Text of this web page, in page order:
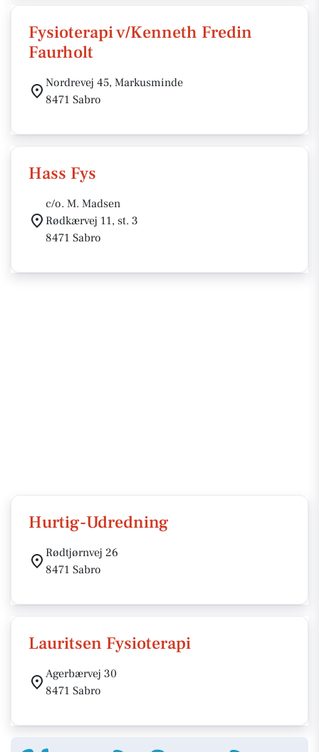
Fysioterapi v/Kenneth Fredin
Faurholt
Nordrevej 45, Markusminde
8471 Sabro
Hass Fys
c/o. M. Madsen
Rødkærvej 11, st. 3
8471 Sabro
Hurtig-Udredning
Rødtjørnvej 26
8471 Sabro
Lauritsen Fysioterapi
Agerbærvej 30
8471 Sabro